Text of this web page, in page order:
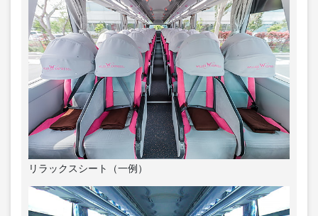
リラックスシート（一例）